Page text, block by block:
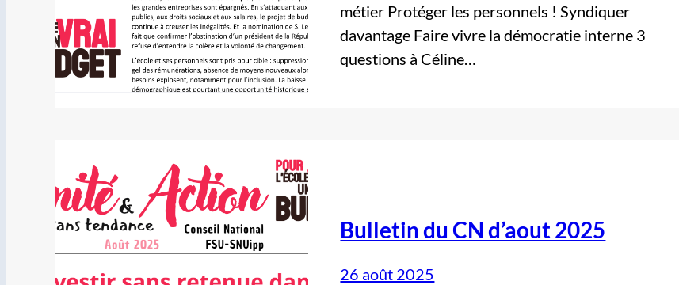
métier Protéger les personnels ! Syndiquer
davantage Faire vivre la démocratie interne 3
questions à Céline…
Bulletin du CN d’aout 2025
26 août 2025